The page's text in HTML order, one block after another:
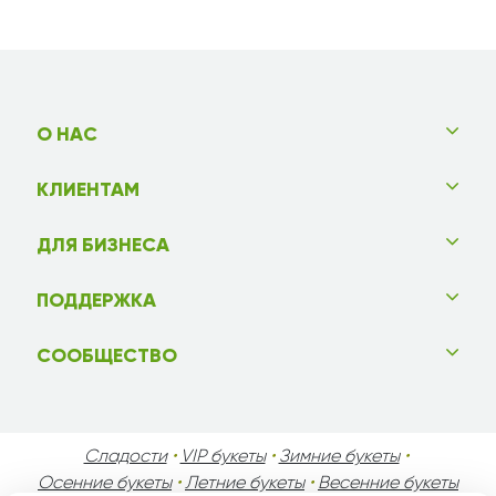
О НАС
КЛИЕНТАМ
ДЛЯ БИЗНЕСА
ПОДДЕРЖКА
СООБЩЕСТВО
Сладости• VIP букеты• Зимние букеты•
Осенние букеты•Летние букеты• Весенние букеты